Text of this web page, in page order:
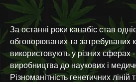
За останні роки канабіс став
обговорюваних та затребуваних
використовують у різних сферах
виробництва до наукових і
Різноманітність генетичних ліній